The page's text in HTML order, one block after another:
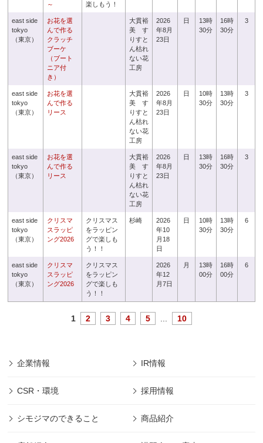
～
楽しもう！
east side
tokyo
（東京）
お花を選
んで作る
クラッチ
ブーケ
（ブート
ニア付
き）
大貫裕
美 す
りすと
ん枯れ
ない花
工房
2026
年8月
23日
日
13時
30分
16時
30分
3
east side
tokyo
（東京）
お花を選
んで作る
リース
大貫裕
美 す
りすと
ん枯れ
ない花
工房
2026
年8月
23日
日
10時
30分
13時
30分
3
east side
tokyo
（東京）
お花を選
んで作る
リース
大貫裕
美 す
りすと
ん枯れ
ない花
工房
2026
年8月
23日
日
13時
30分
16時
30分
3
east side
tokyo
（東京）
クリスマ
スラッピ
ング2026
クリスマス
をラッピン
グで楽しも
う！！
杉崎
2026
年10
月18
日
日
10時
30分
13時
30分
6
east side
tokyo
（東京）
クリスマ
スラッピ
ング2026
クリスマス
をラッピン
グで楽しも
う！！
2026
年12
月7日
月
13時
00分
16時
00分
6
1 2 3 4 5 10
企業情報 IR情報
CSR・環境 採用情報
シモジマのできること 商品紹介